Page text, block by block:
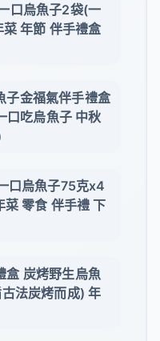
口烏魚子2袋(一
年節 伴手禮盒
子金福氣伴手禮盒
口吃烏魚子 中秋
口烏魚子75克x4
零食 伴手禮 下
盒 炭烤野生烏魚
法炭烤而成) 年